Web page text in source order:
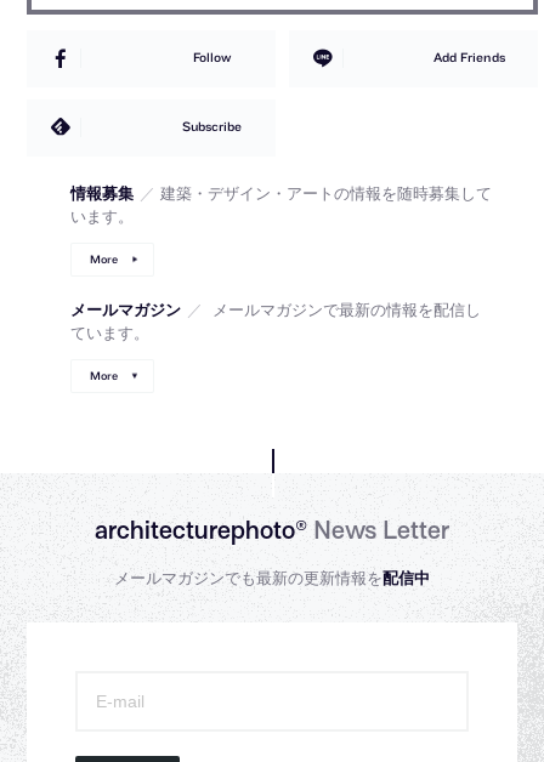
Follow Add Friends
Subscribe
情報募集 ／ 建築・デザイン・アートの情報を随時募集して
います。
More
メールマガジン ／
メールマガジンで最新の情報を配信し
ています。
More
architecturephoto®News Letter
メールマガジンでも最新の更新情報を配信中